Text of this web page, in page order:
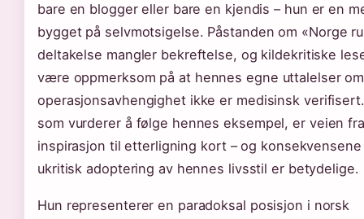
bare en blogger eller bare en kjendis – hun er en
bygget på selvmotsigelse. Påstanden om «Norge
deltakelse mangler bekreftelse, og kildekritiske
være oppmerksom på at hennes egne uttalelser om
operasjonsavhengighet ikke er medisinsk
som vurderer å følge hennes eksempel, er veien fra
inspirasjon til etterligning kort – og konsekvensene
ukritisk adoptering av hennes livsstil er betydelige.
Hun representerer en paradoksal posisjon i norsk